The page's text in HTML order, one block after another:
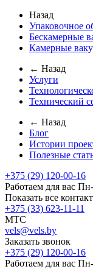
Назад
Упаковочное
Бескамерные
Камерные
← Назад
Услуги
Технический
← Назад
Блог
Истории
Полезные
+375 (29) 120-00-16
Работаем для вас
Показать все
+375 (33) 623-11-11
MTC
vels@vels.by
Заказать звонок
+375 (29) 120-00-16
Работаем для вас